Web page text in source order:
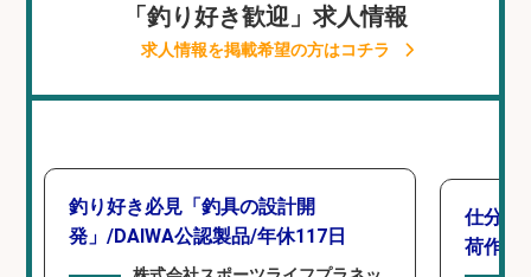
「釣り好き歓迎」求人情報
求人情報を掲載希望の方はコチラ
釣り好き必見「釣具の設計開
発」/DAIWA公認製品/年休117日
仕分け
荷作業